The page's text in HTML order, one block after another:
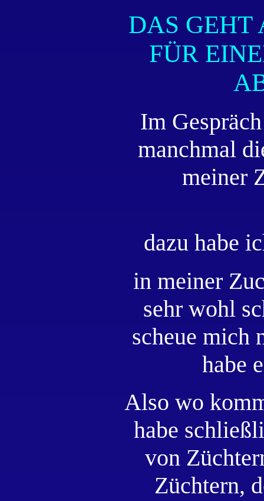
DAS GEHT
FÜR
Im
manchmal
meiner
dazu habe
in meiner
sehr wohl
scheue mich
habe
Also wo
habe
von
Züchtern,